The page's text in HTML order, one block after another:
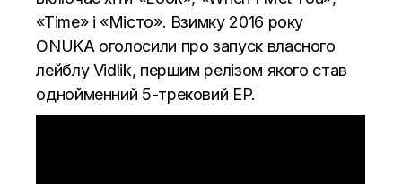
«Time» і «Місто». Взимку 2016 року
ONUKA оголосили про запуск власного
лейблу Vidlik, першим релізом якого став
однойменний 5-трековий EP.